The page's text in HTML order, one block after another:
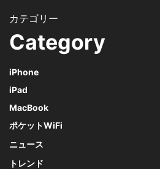
Category
iPhone
iPad
MacBook
ポケットWiFi
ニュース
トレンド